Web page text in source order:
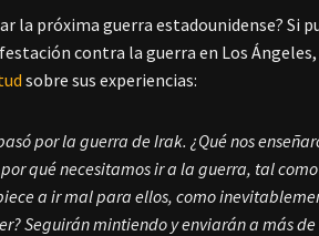
la próxima guerra estadounidense? Si
contra la guerra en Los
sobre sus experiencias:
por la guerra de Irak. ¿Qué nos
qué necesitamos ir a la guerra, tal
a ir mal para ellos, como
Seguirán mintiendo y enviarán a más